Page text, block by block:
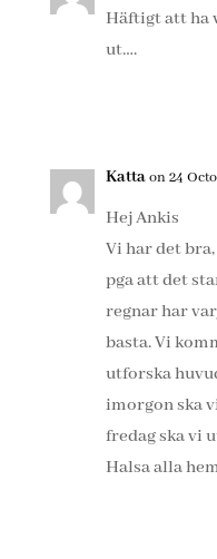
Häftigt att ha
ut….
Kattaon 24
Hej Ankis
Vi har det
pga att det
regnar har
basta. Vi
utforska
imorgon ska
fredag ska vi
Halsa alla